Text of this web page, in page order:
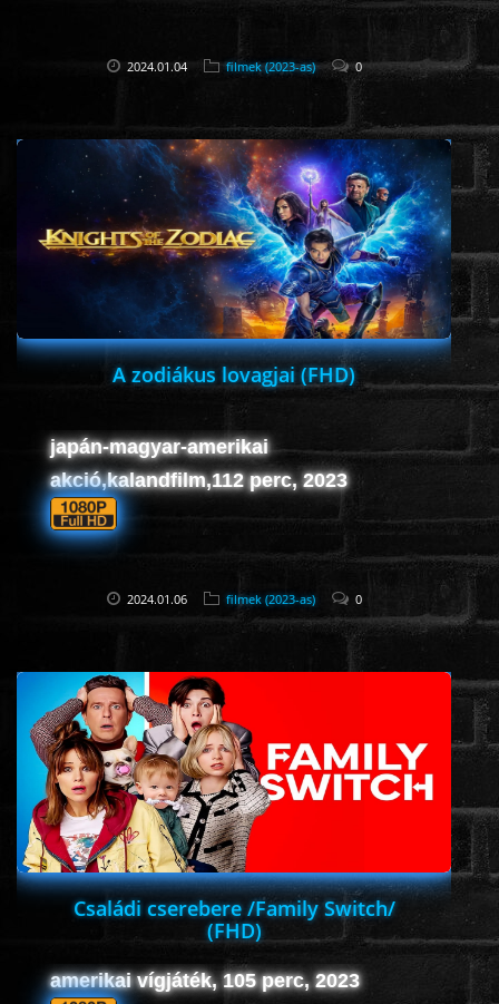
2024.01.04 filmek (2023-as) 0
A zodiákus lovagjai (FHD)
japán-magyar-amerikai
akció,kalandfilm,112 perc, 2023
2024.01.06 filmek (2023-as) 0
Családi cserebere /Family Switch/
(FHD)
amerikai vígjáték, 105 perc, 2023